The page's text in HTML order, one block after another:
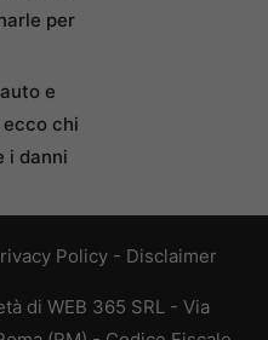
per
e
chi
i danni
Policy - Disclaimer
di WEB 365 SRL - Via